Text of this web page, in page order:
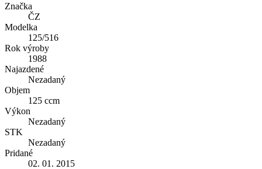
Značka
ČZ
Modelka
125/516
Rok výroby
1988
Najazdené
Nezadaný
Objem
125 ccm
Výkon
Nezadaný
STK
Nezadaný
Pridané
02. 01. 2015